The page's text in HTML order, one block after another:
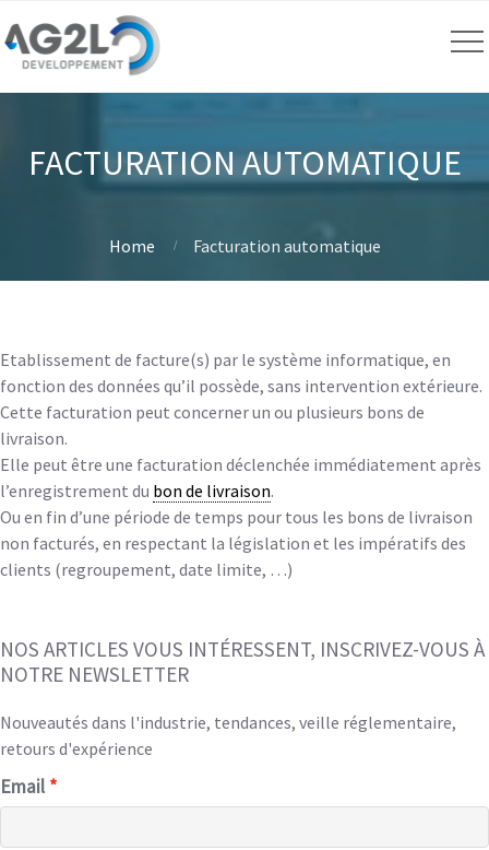
FACTURATION AUTOMATIQUE
Home Facturation automatique
Etablissement de facture(s) par le système informatique, en
fonction des données qu’il possède, sans intervention extérieure.
Cette facturation peut concerner un ou plusieurs bons de
livraison.
Elle peut être une facturation déclenchée immédiatement après
l’enregistrement du bon de livraison.
Ou en fin d’une période de temps pour tous les bons de livraison
non facturés, en respectant la législation et les impératifs des
clients (regroupement, date limite, …)
NOS ARTICLES VOUS INTÉRESSENT, INSCRIVEZ-VOUS À
NOTRE NEWSLETTER
Nouveautés dans l'industrie, tendances, veille réglementaire,
retours d'expérience
Email